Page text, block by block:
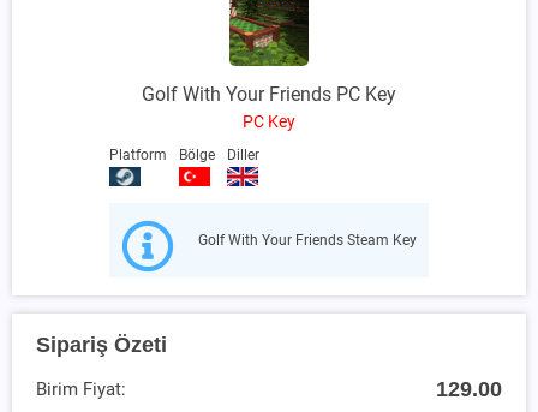
Golf With Your Friends PC Key
PC Key
Platform Bölge Diller
Golf With Your Friends Steam Key
Sipariş Özeti
Birim Fiyat: 129.00